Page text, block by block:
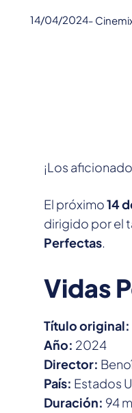
14/04/2024-
¡Los
El próximo14
dirigido por el
Perfectas.
Vidas
Título original:
Año: 2024
Director:
País: Estados
Duración: 94